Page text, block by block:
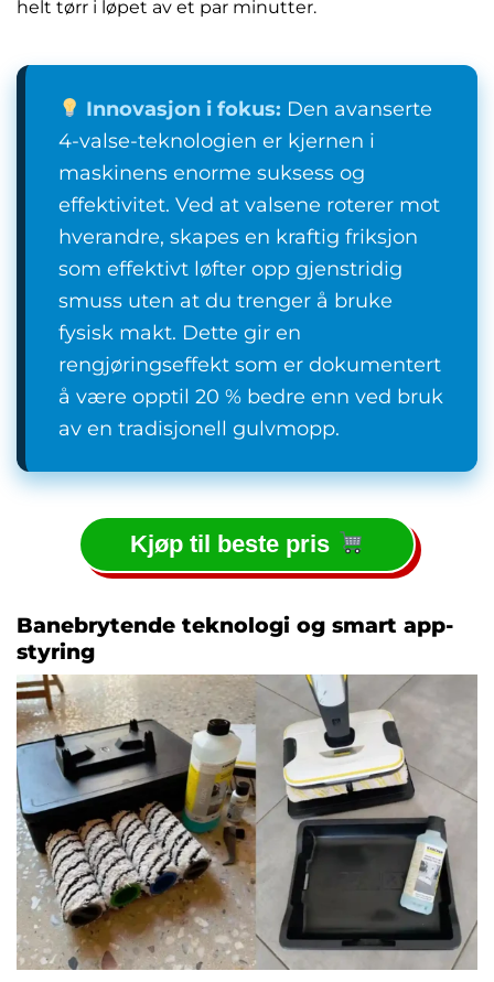
helt tørr i løpet av et par minutter.
Innovasjon i fokus: Den avanserte
4-valse-teknologien er kjernen i
maskinens enorme suksess og
effektivitet. Ved at valsene roterer mot
hverandre, skapes en kraftig friksjon
som effektivt løfter opp gjenstridig
smuss uten at du trenger å bruke
fysisk makt. Dette gir en
rengjøringseffekt som er dokumentert
å være opptil 20 % bedre enn ved bruk
av en tradisjonell gulvmopp.
Kjøp til beste pris
Banebrytende teknologi og smart app-
styring